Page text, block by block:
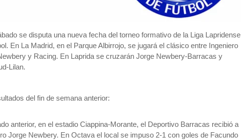
se disputa una nueva fecha del torneo formativo de la Liga Lapridense
En La Madrid, en el Parque Albirrojo, se jugará el clásico entre Ingeniero
y Racing. En Laprida se cruzarán Jorge Newbery-Barracas y
Lilan.
del fin de semana anterior:
anterior, en el estadio Ciappina-Morante, el Deportivo Barracas recibió a
Jorge Newbery. En Octava el local se impuso 2-1 con goles de Facundo